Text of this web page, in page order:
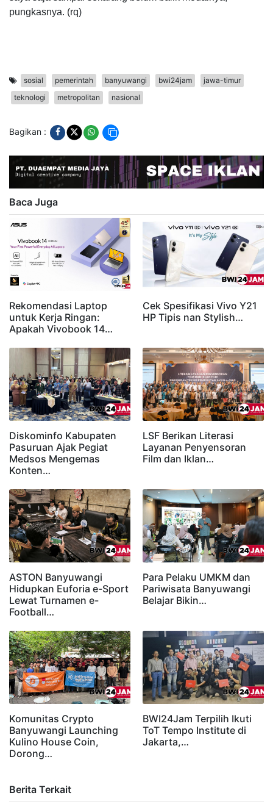
pungkasnya. (rq)
sosial pemerintah banyuwangi bwi24jam
jawa-timur
teknologi
metropolitan nasional
Bagikan :
Baca Juga
Rekomendasi Laptop
untuk Kerja Ringan:
Apakah Vivobook 14…
Cek Spesifikasi Vivo Y21
HP Tipis nan Stylish…
Diskominfo Kabupaten
Pasuruan Ajak Pegiat
Medsos Mengemas
Konten…
LSF Berikan Literasi
Layanan Penyensoran
Film dan Iklan…
ASTON Banyuwangi
Hidupkan Euforia e-Sport
Lewat Turnamen e-
Football…
Para Pelaku UMKM dan
Pariwisata Banyuwangi
Belajar Bikin…
Komunitas Crypto
Banyuwangi Launching
Kulino House Coin,
Dorong…
BWI24Jam Terpilih Ikuti
ToT Tempo Institute di
Jakarta,…
Berita Terkait